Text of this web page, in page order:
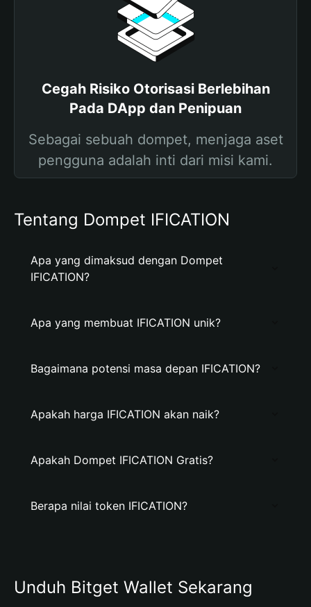
Cegah Risiko Otorisasi Berlebihan
Pada DApp dan Penipuan
Sebagai sebuah dompet, menjaga aset
pengguna adalah inti dari misi kami.
Tentang Dompet IFICATION
Apa yang dimaksud dengan Dompet
IFICATION?
Apa yang membuat IFICATION unik?
Bagaimana potensi masa depan IFICATION?
Apakah harga IFICATION akan naik?
Apakah Dompet IFICATION Gratis?
Berapa nilai token IFICATION?
Unduh Bitget Wallet Sekarang